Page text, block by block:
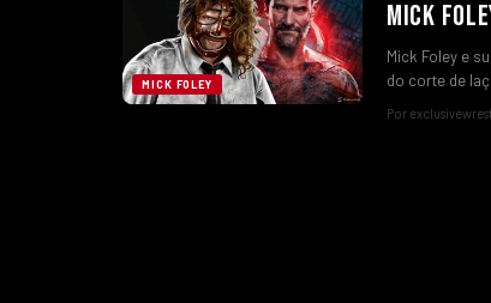
MICK FOLEY
MICK
Mick Foley e
do corte de
Por